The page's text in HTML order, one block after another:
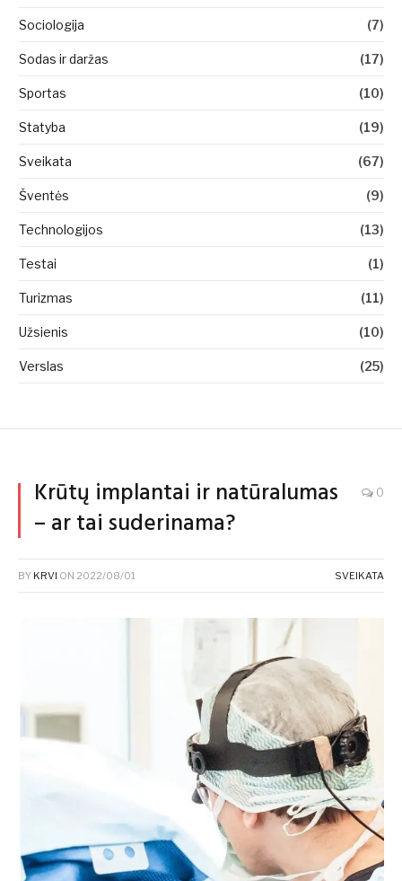
Sociologija (7)
Sodas ir daržas (17)
Sportas (10)
Statyba (19)
Sveikata (67)
Šventės (9)
Technologijos (13)
Testai (1)
Turizmas (11)
Užsienis (10)
Verslas (25)
Krūtų implantai ir natūralumas
– ar tai suderinama?
0
BY KRVI ON 2022/08/01 SVEIKATA